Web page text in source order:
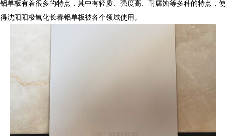
铝单板有着很多的特点，其中有轻质、强度高、耐腐蚀等多种的特点，使
得沈阳阳极氧化长春铝单板被各个领域使用。